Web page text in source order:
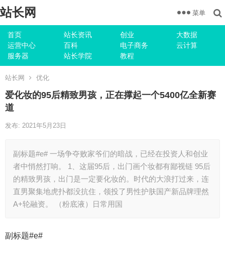
站长网
首页 站长资讯 创业
大数据
运营中心
百科 电子商务
云计算
服务器
站长学院 教程
菜单
站长网 优化
爱化妆的95后精致男孩，正在撑起一个5400亿全新赛
道
发布: 2021年5月23日
副标题#e# 一场争夺败家爷们的暗战，已经在投资人和创业
者中悄然打响。 1、这届95后，出门画个妆都有鄙视链 95后
的精致男孩，出门是一定要化妆的。时代的大浪打过来，连
直男聚集地虎扑都没抗住，领投了男性护肤国产新品牌理然
A+轮融资。 （粉底液）日常用国
副标题#e#